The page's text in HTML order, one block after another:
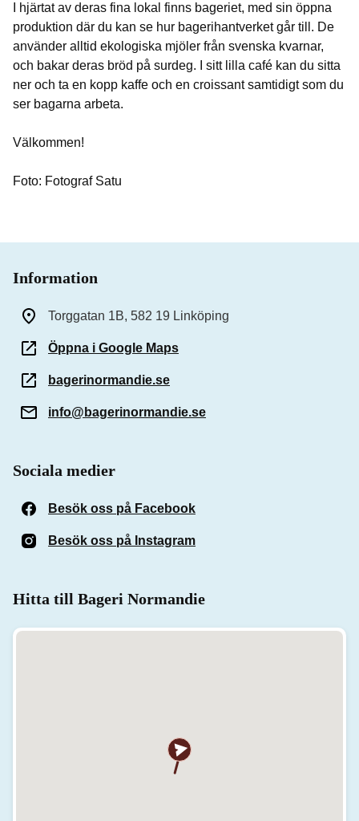
I hjärtat av deras fina lokal finns bageriet, med sin öppna
produktion där du kan se hur bagerihantverket går till. De
använder alltid ekologiska mjöler från svenska kvarnar,
och bakar deras bröd på surdeg. I sitt lilla café kan du sitta
ner och ta en kopp kaffe och en croissant samtidigt som du
ser bagarna arbeta.
Välkommen!
Foto: Fotograf Satu
Information
Torggatan 1B, 582 19 Linköping
Öppna i Google Maps
bagerinormandie.se
info@bagerinormandie.se
Sociala medier
Besök oss på Facebook
Besök oss på Instagram
Hitta till Bageri Normandie